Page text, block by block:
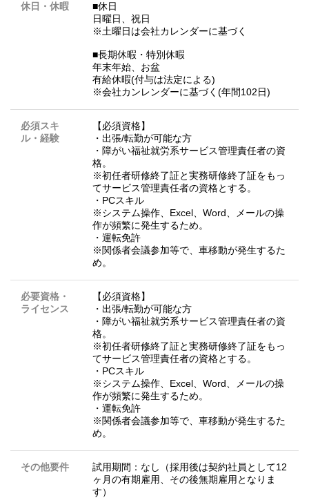
休日・休暇
■休日
日曜日、祝日
※土曜日は会社カレンダーに基づく
■長期休暇・特別休暇
年末年始、お盆
有給休暇(付与は法定による)
※会社カンレンダーに基づく(年間102日)
必須スキ
ル・経験
【必須資格】
・出張/転勤が可能な方
・障がい福祉就労系サービス管理責任者の資
格。
※初任者研修終了証と実務研修終了証をもっ
てサービス管理責任者の資格とする。
・PCスキル
※システム操作、Excel、Word、メールの操
作が頻繁に発生するため。
・運転免許
※関係者会議参加等で、車移動が発生するた
め。
必要資格・
ライセンス
【必須資格】
・出張/転勤が可能な方
・障がい福祉就労系サービス管理責任者の資
格。
※初任者研修終了証と実務研修終了証をもっ
てサービス管理責任者の資格とする。
・PCスキル
※システム操作、Excel、Word、メールの操
作が頻繁に発生するため。
・運転免許
※関係者会議参加等で、車移動が発生するた
め。
その他要件
試用期間：なし（採用後は契約社員として12
ヶ月の有期雇用、その後無期雇用となりま
す）